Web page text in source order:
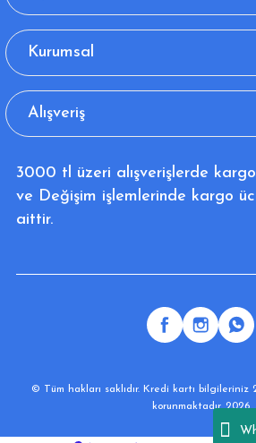
Kurumsal
Alışveriş
3000 tl üzeri alışverişlerde
ve Değişim işlemlerinde kargo
aittir.
© Tüm hakları saklıdır. Kredi kartı bilgileriniz
korunmaktadır. 2026